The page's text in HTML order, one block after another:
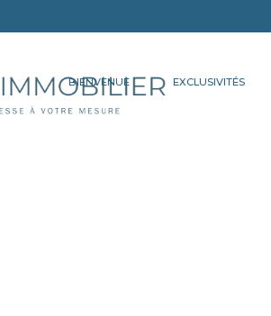
BIENVENUE EXCLUSIVITÉS